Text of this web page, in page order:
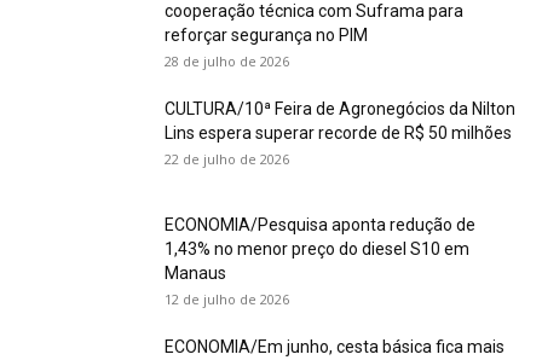
cooperação técnica com Suframa para
reforçar segurança no PIM
28 de julho de 2026
CULTURA/10ª Feira de Agronegócios da Nilton
Lins espera superar recorde de R$ 50 milhões
22 de julho de 2026
ECONOMIA/Pesquisa aponta redução de
1,43% no menor preço do diesel S10 em
Manaus
12 de julho de 2026
ECONOMIA/Em junho, cesta básica fica mais